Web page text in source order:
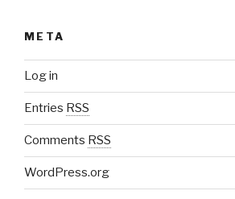
META
Log in
Entries RSS
Comments RSS
WordPress.org